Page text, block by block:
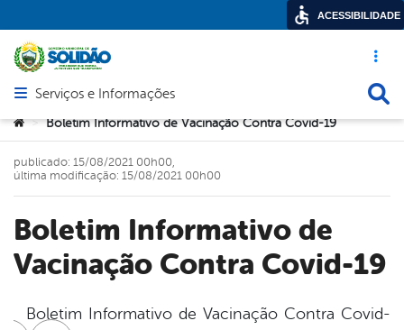
Acesso
Abrir menu principal de navegação
Serviços e Informações
Você está aqui:
> Boletim Informativo de Vacinação Contra Covid-19
Boletim Informativo de
Vacinação Contra Covid-19
publicado: 15/08/2021 00h00,
última modificação: 15/08/2021 00h00
Boletim Informativo de Vacinação Contra Covid-
ACESSIBILIDADE